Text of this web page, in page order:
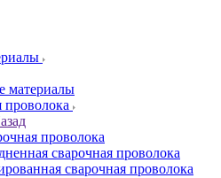
материалы
проволока
проволока
сварочная проволока
сварочная проволока